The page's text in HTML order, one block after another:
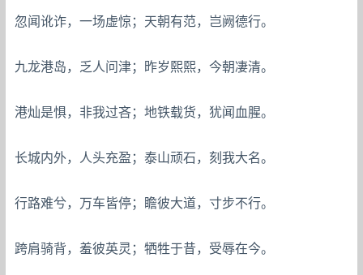
忽闻讹诈，一场虚惊；天朝有范，岂阙德行。
九龙港岛，乏人问津；昨岁熙熙，今朝凄清。
港灿是惧，非我过吝；地铁载货，犹闻血腥。
长城内外，人头充盈；泰山顽石，刻我大名。
行路难兮，万车皆停；瞻彼大道，寸步不行。
跨肩骑背，羞彼英灵；牺牲于昔，受辱在今。